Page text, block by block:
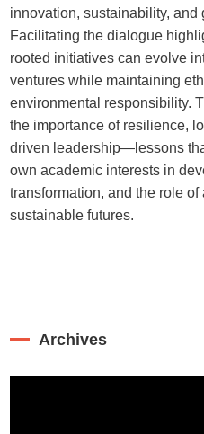
innovation, sustainability, and
Facilitating the dialogue
rooted initiatives can evolve
ventures while maintaining
environmental responsibility.
the importance of resilience,
driven leadership—lessons
own academic interests in
transformation, and the role
sustainable futures.
Archives